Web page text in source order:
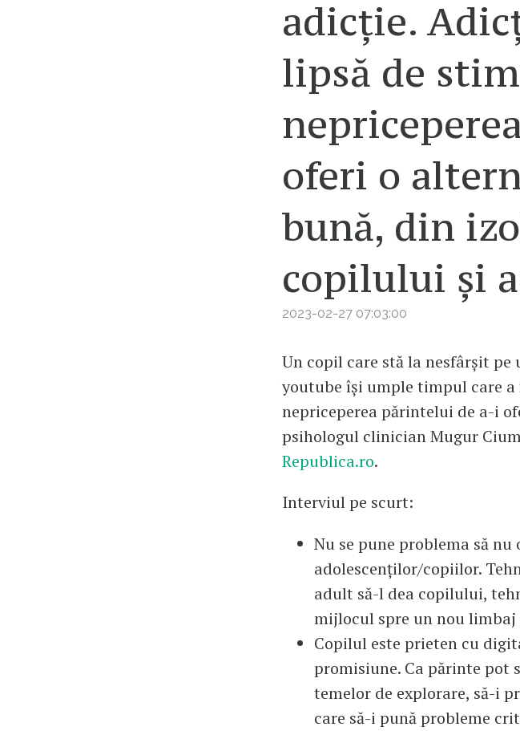
adicție.
lipsă de
oferi o
bună, din
copilului și
2023-02-27 07:03:00
Un copil care stă la nesfârșit pe
youtube își umple timpul care
nepriceperea părintelui de a-i
psihologul clinician Mugur
Republica.ro.
Interviul pe scurt:
Nu se pune problema să
adolescenților/copiilor.
adult să-l dea copilului,
mijlocul spre un nou limbaj
Copilul este prieten cu
promisiune. Ca părinte pot
temelor de explorare, să-i
care să-i pună probleme